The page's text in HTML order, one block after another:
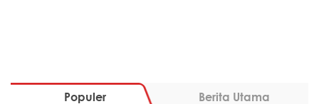
Populer Berita Utama